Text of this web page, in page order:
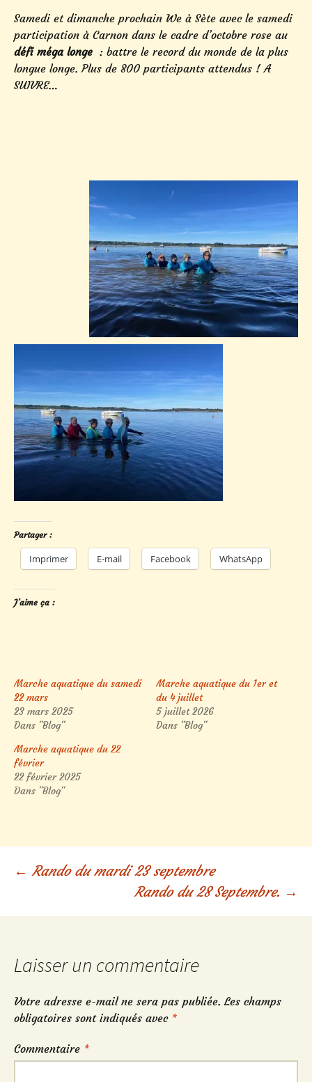
Samedi et dimanche prochain We à Sète avec le samedi
participation à Carnon dans le cadre d’octobre rose au
défi méga longe : battre le record du monde de la plus
longue longe. Plus de 800 participants attendus ! A
SUIVRE…
Partager :
Imprimer E-mail Facebook WhatsApp
J’aime ça :
Marche aquatique du samedi
22 mars
23 mars 2025
Dans "Blog"
Marche aquatique du 1er et
du 4 juillet
5 juillet 2026
Dans "Blog"
Marche aquatique du 22
février
22 février 2025
Dans "Blog"
Navigation
des
articles
← Rando du mardi 23 septembre
Rando du 28 Septembre. →
Laisser un commentaire
Votre adresse e-mail ne sera pas publiée. Les champs
obligatoires sont indiqués avec *
Commentaire *